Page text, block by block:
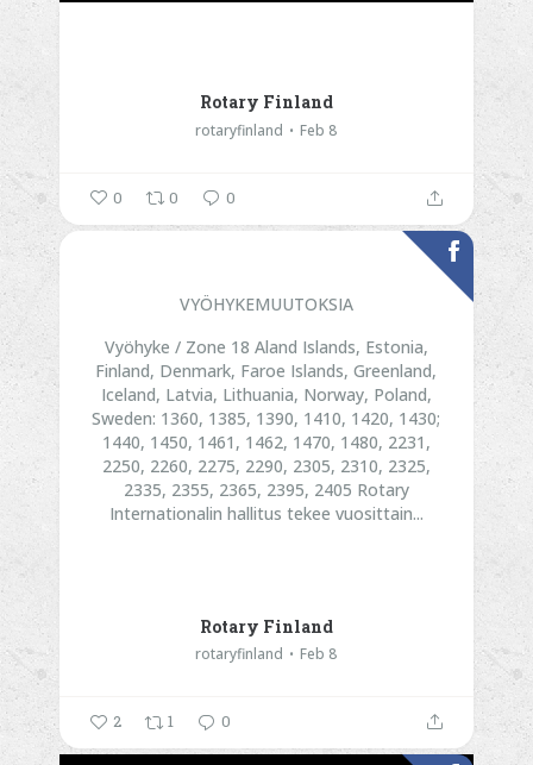
Rotary Finland
rotaryfinland Feb 8
0 0 0
VYÖHYKEMUUTOKSIA
Vyöhyke / Zone 18 Aland Islands, Estonia,
Finland, Denmark, Faroe Islands, Greenland,
Iceland, Latvia, Lithuania, Norway, Poland,
Sweden: 1360, 1385, 1390, 1410, 1420, 1430;
1440, 1450, 1461, 1462, 1470, 1480, 2231,
2250, 2260, 2275, 2290, 2305, 2310, 2325,
2335, 2355, 2365, 2395, 2405 Rotary
Internationalin hallitus tekee vuosittain...
Rotary Finland
rotaryfinland Feb 8
2 1 0